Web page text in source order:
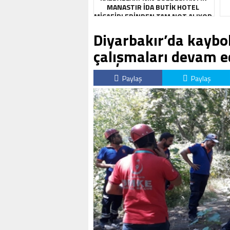
MANASTIR İDA BUTIK HOTEL
MISAFIRLERINDEN TAM NOT ALIYOR
Diyarbakır’da
çalışmaları devam
Paylaş Paylaş